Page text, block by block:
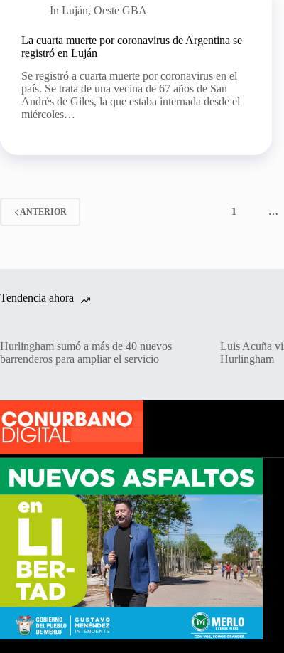
In Luján,Oeste GBA
La cuarta muerte por coronavirus de Argentina se
registró en Luján
Se registró a cuarta muerte por coronavirus en el
país. Se trata de una vecina de 67 años de San
Andrés de Giles, la que estaba internada desde el
miércoles…
ANTERIOR 1 …
Tendencia ahora
Hurlingham sumó a más de 40 nuevos
barrenderos para ampliar el servicio
Luis Acuña
Hurlingham